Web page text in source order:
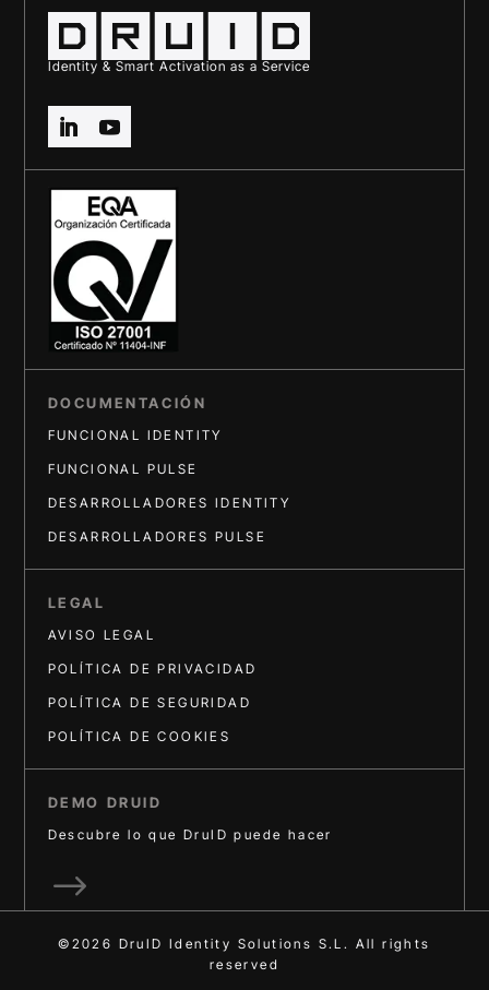
Identity & Smart Activation as a Service
DOCUMENTACIÓN
FUNCIONAL IDENTITY
FUNCIONAL PULSE
DESARROLLADORES IDENTITY
DESARROLLADORES PULSE
LEGAL
AVISO LEGAL
POLÍTICA DE PRIVACIDAD
POLÍTICA DE SEGURIDAD
POLÍTICA DE COOKIES
DEMO DRUID
Descubre lo que DruID puede hacer
$
©2026 DruID Identity Solutions S.L. All rights
reserved